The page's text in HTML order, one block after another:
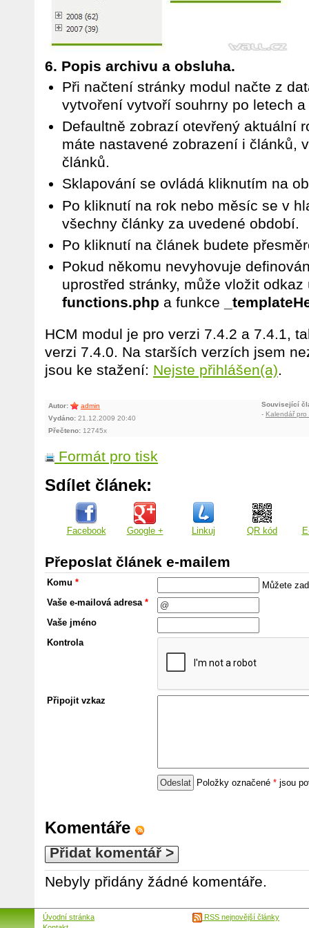
6. Popis archivu a obsluha.
Při načtení stránky modul načte z
vytvoření vytvoří souhrny po letech
Defaultně zobrazí otevřený aktuální
máte nastavené zobrazení i článků,
článků.
Sklapování se ovládá kliknutím na
Po kliknutí na rok nebo měsíc se v
všechny články za uvedené období.
Po kliknutí na článek budete
Pokud někomu nevyhovuje
uprostřed stránky, může vložit
functions.php a funkce
HCM modul je pro verzi 7.4.2 a 7.4.1,
verzi 7.4.0. Na starších verzích jsem
jsou ke stažení: Nejste přihlášen(a).
Autor:
admin
Vydáno: 21.12.2009 20:40
Přečteno: 12745x
Související
- Kalendář pro
Formát pro tisk
Sdílet článek:
Facebook Google + Linkuj QR kód
Přeposlat článek e-mailem
Komu *
Můžete
Vaše e-mailová adresa *
Vaše jméno
Kontrola
Připojit vzkaz
Položky označené * jsou
Komentáře
Přidat komentář >
Nebyly přidány žádné komentáře.
Úvodní stránka
RSS nejnovější články